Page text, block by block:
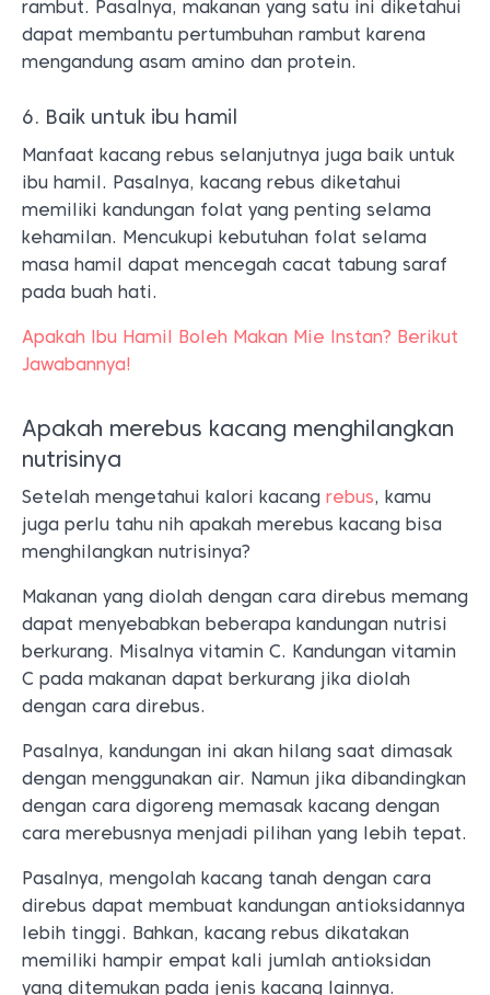
rambut. Pasalnya, makanan yang satu ini diketahui
dapat membantu pertumbuhan rambut karena
mengandung asam amino dan protein.
6. Baik untuk ibu hamil
Manfaat kacang rebus selanjutnya juga baik untuk
ibu hamil. Pasalnya, kacang rebus diketahui
memiliki kandungan folat yang penting selama
kehamilan. Mencukupi kebutuhan folat selama
masa hamil dapat mencegah cacat tabung saraf
pada buah hati.
Apakah Ibu Hamil Boleh Makan Mie Instan? Berikut
Jawabannya!
Apakah merebus kacang menghilangkan
nutrisinya
Setelah mengetahui kalori kacang rebus, kamu
juga perlu tahu nih apakah merebus kacang bisa
menghilangkan nutrisinya?
Makanan yang diolah dengan cara direbus memang
dapat menyebabkan beberapa kandungan nutrisi
berkurang. Misalnya vitamin C. Kandungan vitamin
C pada makanan dapat berkurang jika diolah
dengan cara direbus.
Pasalnya, kandungan ini akan hilang saat dimasak
dengan menggunakan air. Namun jika dibandingkan
dengan cara digoreng memasak kacang dengan
cara merebusnya menjadi pilihan yang lebih tepat.
Pasalnya, mengolah kacang tanah dengan cara
direbus dapat membuat kandungan antioksidannya
lebih tinggi. Bahkan, kacang rebus dikatakan
memiliki hampir empat kali jumlah antioksidan
yang ditemukan pada jenis kacang lainnya.